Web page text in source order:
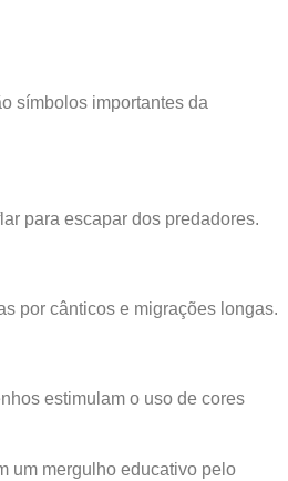
símbolos importantes da
para escapar dos predadores.
por cânticos e migrações longas.
estimulam o uso de cores
um mergulho educativo pelo